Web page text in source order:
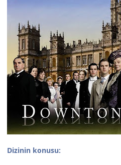
Dizinin konusu: